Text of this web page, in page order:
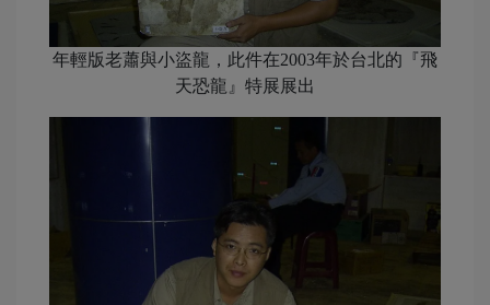
年輕版老蕭與小盜龍，此件在2003年於台北的『飛
天恐龍』特展展出